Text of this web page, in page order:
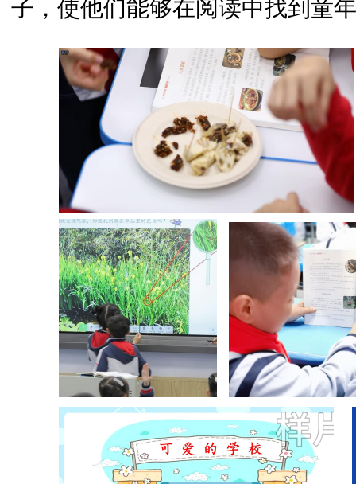
子，使他们能够在阅读中找到童